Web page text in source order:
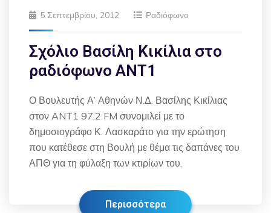
5 Σεπτεμβρίου, 2012 Ραδιόφωνο
Σχόλιο Βασίλη Κικίλια στο
ραδιόφωνο ΑΝΤ1
Ο Βουλευτής Α’ Αθηνών Ν.Δ. Βασίλης Κικίλιας
στον ANT1 97.2 FM συνομιλεί με το
δημοσιογράφο Κ. Λασκαράτο για την ερώτηση
που κατέθεσε στη Βουλή με θέμα τις δαπάνες του
ΑΠΘ για τη φύλαξη των κτιρίων του.
Περισσότερα